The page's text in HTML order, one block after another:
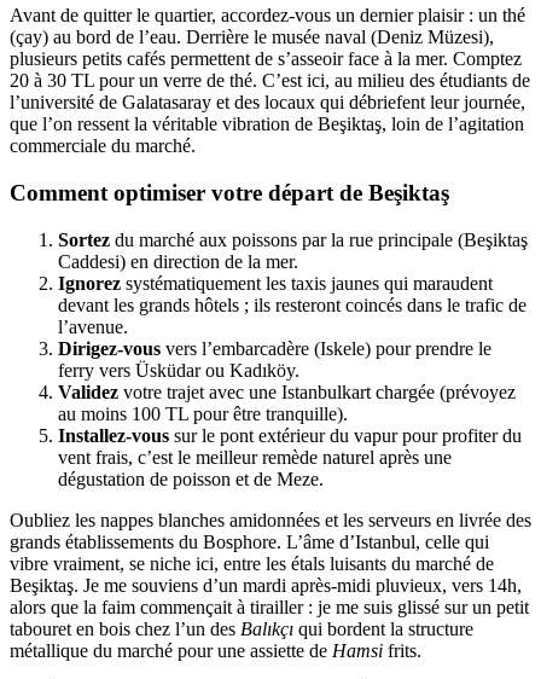
Avant de quitter le quartier, accordez-vous un dernier plaisir : un thé
(çay) au bord de l’eau. Derrière le musée naval (Deniz Müzesi),
plusieurs petits cafés permettent de s’asseoir face à la mer. Comptez
20 à 30 TL pour un verre de thé. C’est ici, au milieu des étudiants de
l’université de Galatasaray et des locaux qui débriefent leur journée,
que l’on ressent la véritable vibration de Beşiktaş, loin de l’agitation
commerciale du marché.
Comment optimiser votre départ de Beşiktaş
Sortez du marché aux poissons par la rue principale (Beşiktaş
Caddesi) en direction de la mer.
Ignorez systématiquement les taxis jaunes qui maraudent
devant les grands hôtels ; ils resteront coincés dans le trafic de
l’avenue.
Dirigez-vous vers l’embarcadère (Iskele) pour prendre le
ferry vers Üsküdar ou Kadıköy.
Validez votre trajet avec une Istanbulkart chargée (prévoyez
au moins 100 TL pour être tranquille).
Installez-vous sur le pont extérieur du vapur pour profiter du
vent frais, c’est le meilleur remède naturel après une
dégustation de poisson et de Meze.
Oubliez les nappes blanches amidonnées et les serveurs en livrée des
grands établissements du Bosphore. L’âme d’Istanbul, celle qui
vibre vraiment, se niche ici, entre les étals luisants du marché de
Beşiktaş. Je me souviens d’un mardi après-midi pluvieux, vers 14h,
alors que la faim commençait à tirailler : je me suis glissé sur un petit
tabouret en bois chez l’un des Balıkçı qui bordent la structure
métallique du marché pour une assiette de Hamsi frits.